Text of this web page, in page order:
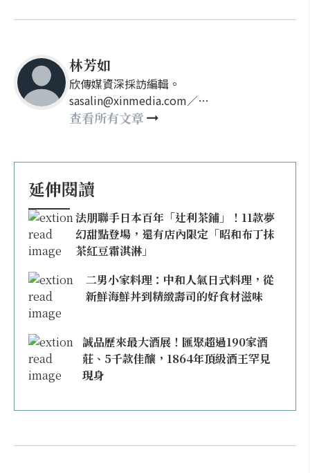
林芳如
欣傳媒資深採訪編輯。
sasalin@xinmedia.com／
happy21917@gmail.com
查看所有文章
延伸閱讀
法朋聯手日本百年「辻利茶鋪」！11款夢
幻甜點登場，還有店內限定「昭和布丁抹
茶紅豆霜淇淋」
二男小家料理：中和人氣日式料理，從
新鮮海鮮丼到精緻壽司的好食材滋味
誠品歷來最大酒展！匯聚超過190家酒
莊、5千款佳釀，1864年頂級酒王罕見
現身